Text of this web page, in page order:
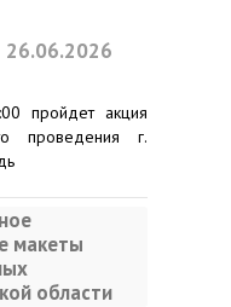
26.06.2026
пройдет акция
проведения г.
макеты
области